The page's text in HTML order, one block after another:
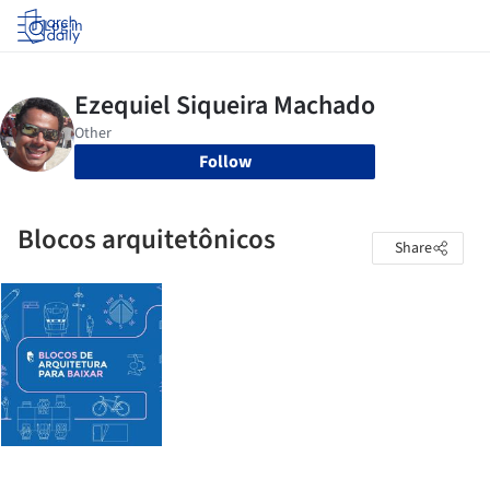
Log in
Follow
Blocos arquitetônicos Share